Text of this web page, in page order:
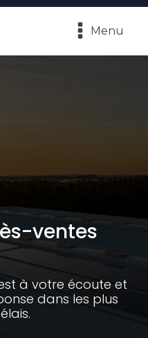
Menu
ventes
à votre écoute et
dans les plus